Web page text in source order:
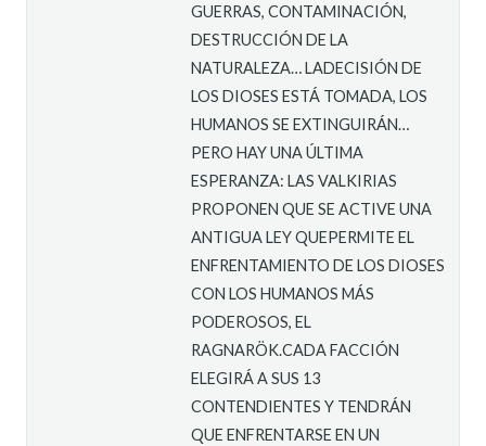
GUERRAS, CONTAMINACIÓN,
DESTRUCCIÓN DE LA
NATURALEZA… LADECISIÓN DE
LOS DIOSES ESTÁ TOMADA, LOS
HUMANOS SE EXTINGUIRÁN…
PERO HAY UNA ÚLTIMA
ESPERANZA: LAS VALKIRIAS
PROPONEN QUE SE ACTIVE UNA
ANTIGUA LEY QUEPERMITE EL
ENFRENTAMIENTO DE LOS DIOSES
CON LOS HUMANOS MÁS
PODEROSOS, EL
RAGNARÖK.CADA FACCIÓN
ELEGIRÁ A SUS 13
CONTENDIENTES Y TENDRÁN
QUE ENFRENTARSE EN UN